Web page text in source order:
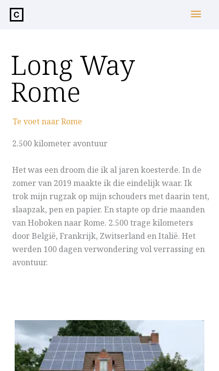
inhoud
Long Way
Rome
Te voet naar Rome
2.500 kilometer avontuur
Het was een droom die ik al jaren koesterde. In de
zomer van 2019 maakte ik die eindelijk waar. Ik
trok mijn rugzak op mijn schouders met daarin tent,
slaapzak, pen en papier. En stapte op drie maanden
van Hoboken naar Rome. 2.500 trage kilometers
door België, Frankrijk, Zwitserland en Italië. Het
werden 100 dagen verwondering vol verrassing en
avontuur.